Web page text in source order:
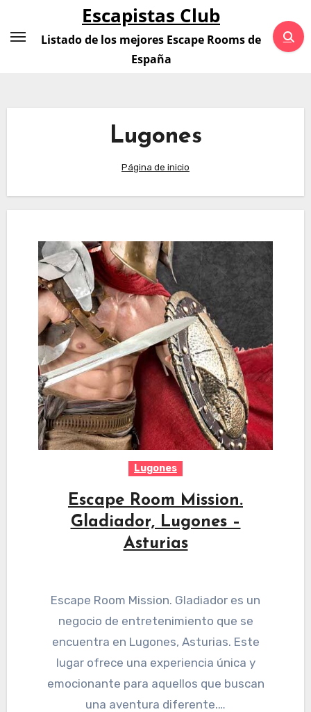
contenido
Escapistas Club
Listado de los mejores Escape Rooms de
España
Lugones
Página de inicio
Lugones
Escape Room Mission.
Gladiador, Lugones –
Asturias
Escape Room Mission. Gladiador es un
negocio de entretenimiento que se
encuentra en Lugones, Asturias. Este
lugar ofrece una experiencia única y
emocionante para aquellos que buscan
una aventura diferente.…